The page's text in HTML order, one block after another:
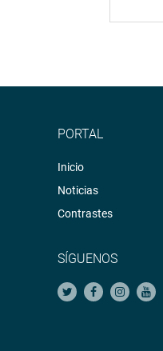
PORTAL
Inicio
Noticias
Contrastes
SÍGUENOS